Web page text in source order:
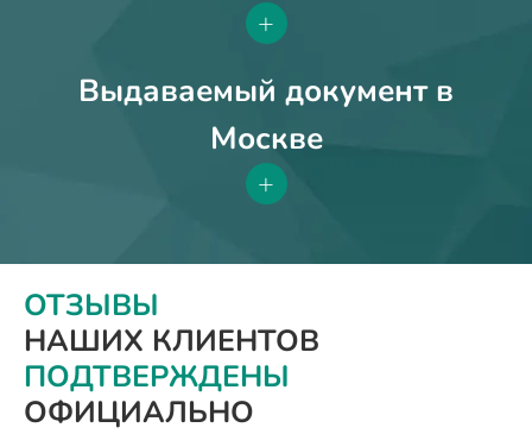
+
Выдаваемый документ в
Москве
+
ОТЗЫВЫ
НАШИХ КЛИЕНТОВ
ПОДТВЕРЖДЕНЫ
ОФИЦИАЛЬНО